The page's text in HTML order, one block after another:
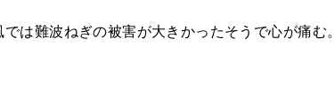
は難波ねぎの被害が大きかったそうで心が痛む。